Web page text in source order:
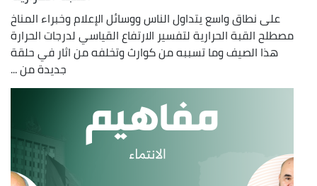
على نطاق واسع يتداول الناس ووسائل الإعلام وخبراء المناخ
مصطلح القبة الحرارية لتفسير الارتفاع القياسي لدرجات الحرارة
هذا الصيف وما تسببه من كوارث وتخلفه من اثار في حلقة
جديدة من ...